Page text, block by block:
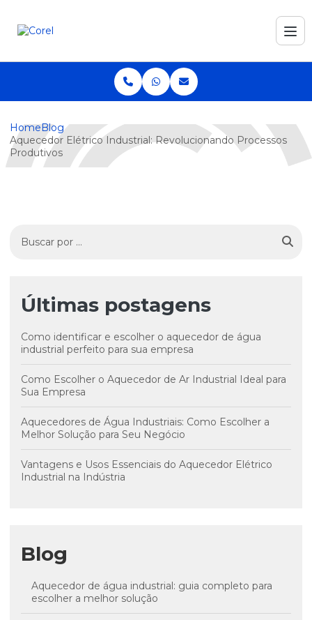
HomeBlog
Aquecedor Elétrico Industrial: Revolucionando Processos
Produtivos
Últimas postagens
Como identificar e escolher o aquecedor de água
industrial perfeito para sua empresa
Como Escolher o Aquecedor de Ar Industrial Ideal para
Sua Empresa
Aquecedores de Água Industriais: Como Escolher a
Melhor Solução para Seu Negócio
Vantagens e Usos Essenciais do Aquecedor Elétrico
Industrial na Indústria
Blog
Aquecedor de água industrial: guia completo para
escolher a melhor solução